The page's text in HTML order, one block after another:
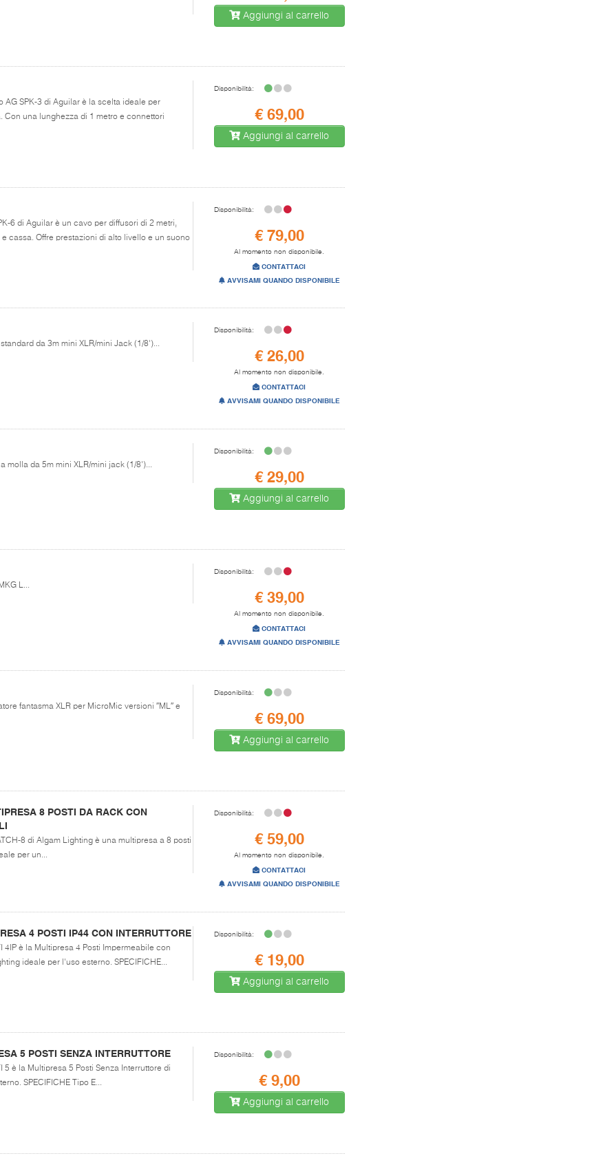
Aggiungi al carrello
AG SPK-3 di Aguilar è la scelta ideale per
Con una lunghezza di 1 metro e connettori
Disponibilità:
€ 69,00
Aggiungi al carrello
6 di Aguilar è un cavo per diffusori di 2 metri,
cassa. Offre prestazioni di alto livello e un suono
Disponibilità:
€ 79,00
Al momento non disponibile.
CONTATTACI
AVVISAMI QUANDO DISPONIBILE
da 3m mini XLR/mini Jack (1/8')...
Disponibilità:
€ 26,00
Al momento non disponibile.
CONTATTACI
AVVISAMI QUANDO DISPONIBILE
molla da 5m mini XLR/mini jack (1/8')...
Disponibilità:
€ 29,00
Aggiungi al carrello
L...
Disponibilità:
€ 39,00
Al momento non disponibile.
CONTATTACI
AVVISAMI QUANDO DISPONIBILE
fantasma XLR per MicroMic versioni ″ML″ e
Disponibilità:
€ 69,00
Aggiungi al carrello
8 POSTI DA RACK CON
8 di Algam Lighting è una multipresa a 8 posti
per un...
Disponibilità:
€ 59,00
Al momento non disponibile.
CONTATTACI
AVVISAMI QUANDO DISPONIBILE
4 POSTI IP44 CON INTERRUTTORE
4IP è la Multipresa 4 Posti Impermeabile con
ideale per l'uso esterno. SPECIFICHE...
Disponibilità:
€ 19,00
Aggiungi al carrello
5 POSTI SENZA INTERRUTTORE
è la Multipresa 5 Posti Senza Interruttore di
SPECIFICHE Tipo E...
Disponibilità:
€ 9,00
Aggiungi al carrello